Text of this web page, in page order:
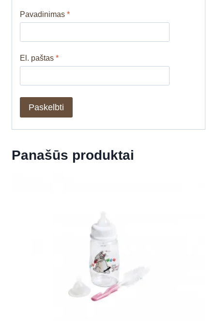
Pavadinimas *
El. paštas *
Panašūs produktai